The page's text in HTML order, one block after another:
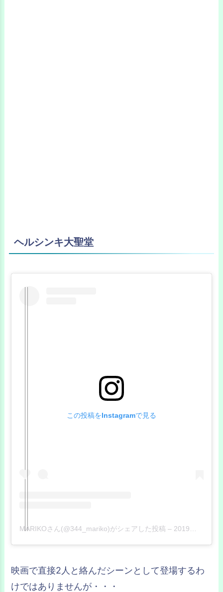
ヘルシンキ大聖堂
この投稿をInstagramで見る
MARIKOさん(@344_mariko)がシェアした投稿 – 2019年 2月月6日午後3時38分PST
映画で直接2人と絡んだシーンとして登場するわ
けではありませんが・・・